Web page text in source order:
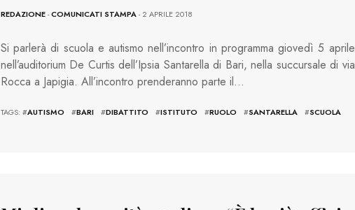
REDAZIONE-COMUNICATI STAMPA- 2 APRILE 2018
Si parlerà di scuola e autismo nell’incontro in programma giovedì 5 aprile
nell’auditorium De Curtis dell’Ipsia Santarella di Bari, nella succursale di via
Rocca a Japigia. All’incontro prenderanno parte il…
TAGS: #AUTISMO #BARI #DIBATTITO #ISTITUTO #RUOLO #SANTARELLA #SCUOLA